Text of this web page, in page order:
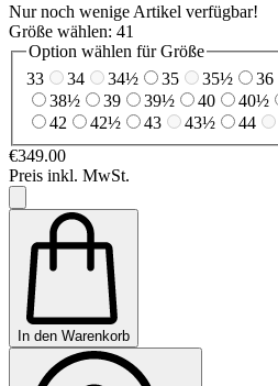
Nur noch wenige Artikel verfügbar!
Größe wählen: 41
Option wählen für Größe
33
34 34½ 35 35½ 36
38½
39 39½ 40 40½
42
42½ 43 43½ 44
€349.00
Preis inkl. MwSt.
In den Warenkorb